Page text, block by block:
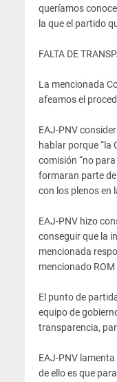
queríamos
la que el partido
FALTA DE
La mencionada
afeamos el
EAJ-PNV
hablar porque “la
comisión “no
formaran parte
con los plenos en
EAJ-PNV hizo
conseguir que la
mencionada
mencionado
El punto de
equipo de
transparencia,
EAJ-PNV
de ello es que